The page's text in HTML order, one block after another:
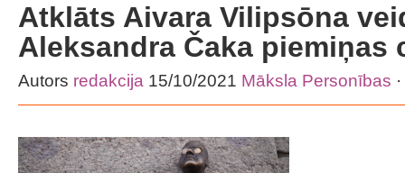
Atklāts Aivara Vilipsōna
Aleksandra Čaka piemiņas
Autors redakcija 15/10/2021 Māksla Personības ·